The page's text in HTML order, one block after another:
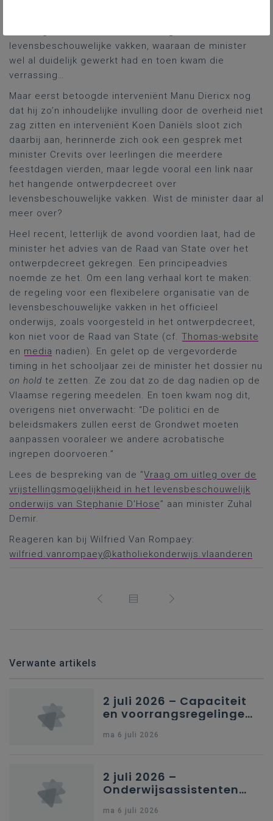
levensbeschouwelijke vakken, waaraan de minister
wel al duidelijk gewerkt had en toen kwam die
verrassing…
Maar eerst betoogde interveniënt Manu Diericx nog
dat hij zo’n inhoudelijke invulling door de overheid niet
zag zitten en interveniënt Koen Daniëls sloot zich
daarbij aan, herinnerde zich ook een gesprek met
minister Crevits over leerlingen die meerdere
feestdagen vierden, maar legde vooral een link naar
het hangende ontwerpdecreet over
levensbeschouwelijke vakken. Wist de minister daar al
meer over?
Heel recent, letterlijk de avond voordien laat, had de
minister het advies van de Raad van State over het
ontwerpdecreet gekregen. Een principeadvies
noemde ze het. Om een lang verhaal kort te maken:
de regeling voor een flexibelere organisatie van de
levensbeschouwelijke vakken in het officieel
onderwijs, zoals voorgesteld in het ontwerpdecreet,
kon niet voor de Raad van State (cf. Thomas-website
en media nadien). En gelet op de vergevorderde
timing in het schooljaar zei de minister het dossier nu
on hold te zetten. Ze zou dat zo de dag nadien op de
Vlaamse regering meedelen. En toen kwam nog dit,
overigens niet onverwacht: “De politici en de
beleidsmakers zullen eerst de Grondwet moeten
aanpassen vooraleer we andere acrobatische
ingrepen doorvoeren.”
Lees de bespreking van de “Vraag om uitleg over de
vrijstellingsmogelijkheid in het levensbeschouwelijk
onderwijs van Stephanie D'Hose” aan minister Zuhal
Demir.
Reageren kan bij Wilfried Van Rompaey:
wilfried.vanrompaey@katholiekonderwijs.vlaanderen
Verwante artikels
2 juli 2026 – Capaciteit
en voorrangsregelingen
secundair onderwijs in
ma 6 juli 2026
2 juli 2026 –
Onderwijsassistenten
kleuteronderwijs
ma 6 juli 2026